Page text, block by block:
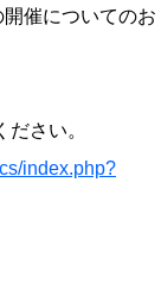
催についてのお
さい。
index.php?